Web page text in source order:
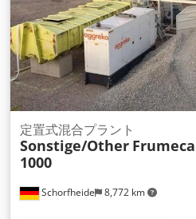
度分布を精密に制御 できます。
耗や腐食に強い材質を使用するな
小限に抑えるよう設計されていま
過熱を防ぐための冷却システムを
な材料：超微粉砕ボールミルは、
で、幅広い材料を扱うことができ
料など、 微粉砕を必要とする硬
す。 5.マイクロ、ナノレベルへの
ンボールミルの第一の目的は、粒
レベルまで小さくす ることである
粉ボールミルの中には、粒度分布
Schorfheide 8,772 km
定置式混合プラント
Sonstige/Other
1000